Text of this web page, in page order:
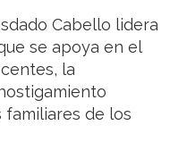
Cabello lidera
se apoya en el
la
de los